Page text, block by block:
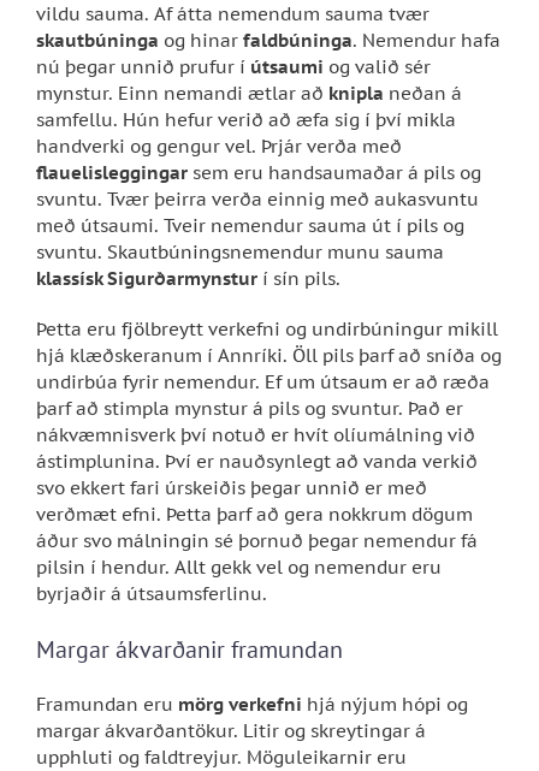
vildu sauma. Af átta nemendum sauma tvær
skautbúninga og hinar faldbúninga. Nemendur hafa
nú þegar unnið prufur í útsaumi og valið sér
mynstur. Einn nemandi ætlar að knipla neðan á
samfellu. Hún hefur verið að æfa sig í því mikla
handverki og gengur vel. Þrjár verða með
flauelisleggingar sem eru handsaumaðar á pils og
svuntu. Tvær þeirra verða einnig með aukasvuntu
með útsaumi. Tveir nemendur sauma út í pils og
svuntu. Skautbúningsnemendur munu sauma
klassísk Sigurðarmynstur í sín pils.
Þetta eru fjölbreytt verkefni og undirbúningur mikill
hjá klæðskeranum í Annríki. Öll pils þarf að sníða og
undirbúa fyrir nemendur. Ef um útsaum er að ræða
þarf að stimpla mynstur á pils og svuntur. Það er
nákvæmnisverk því notuð er hvít olíumálning við
ástimplunina. Því er nauðsynlegt að vanda verkið
svo ekkert fari úrskeiðis þegar unnið er með
verðmæt efni. Þetta þarf að gera nokkrum dögum
áður svo málningin sé þornuð þegar nemendur fá
pilsin í hendur. Allt gekk vel og nemendur eru
byrjaðir á útsaumsferlinu.
Margar ákvarðanir framundan
Framundan eru mörg verkefni hjá nýjum hópi og
margar ákvarðantökur. Litir og skreytingar á
upphluti og faldtreyjur. Möguleikarnir eru